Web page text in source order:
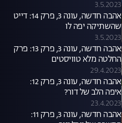
3.5.2023
אהבה חדשה, עונה 3, פרק 14: דייט
שהשתיקה יפה לו
3.5.2023
אהבה חדשה, עונה 3, פרק 13: פרק
החלטה מלא טוויסטים
29.4.2023
אהבה חדשה, עונה 3, פרק 12:
איפה הלב של דור?
23.4.2023
אהבה חדשה, עונה 3, פרק 11: